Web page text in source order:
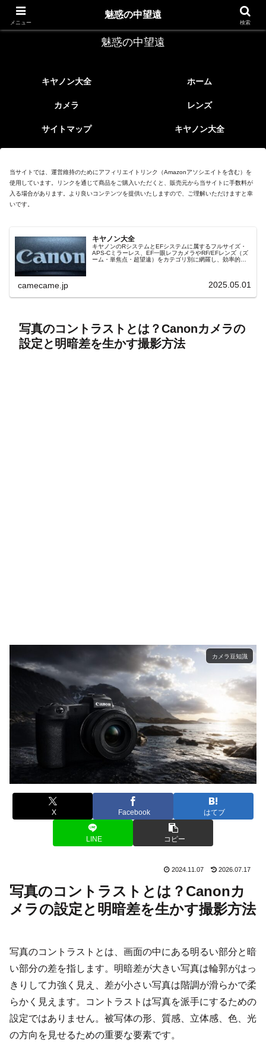
レトロなEFレンズ
魅惑の中望遠
キヤノン大全 ホーム
カメラ レンズ
サイトマップ キヤノン大全
当サイトでは、運営維持のためにアフィリエイトリンク（Amazonアソシエイトを含む）を
使用しています。リンクを通じて商品をご購入いただくと、販売元から当サイトに手数料が
入る場合があります。より良いコンテンツを提供いたしますので、ご理解いただけますと幸
いです。
キヤノン大全
キヤノンのRシステムとEFシステムに属するフルサイズ・
APS-Cミラーレス、EF一眼レフカメラやRF/EFレンズ（ズ
ーム・単焦点・超望遠）をカテゴリ別に網羅し、効率的に
camecame.jp 2025.05.01
写真のコントラストとは？Canonカメラの
設定と明暗差を生かす撮影方法
カメラ豆知識
X Facebook はてブ
LINE コピー
2024.11.07 2026.07.17
写真のコントラストとは？Canonカ
メラの設定と明暗差を生かす撮影方法
写真のコントラストとは、画面の中にある明るい部分と暗
い部分の差を指します。明暗差が大きい写真は輪郭がはっ
きりして力強く見え、差が小さい写真は階調が滑らかで柔
らかく見えます。コントラストは写真を派手にするための
設定ではありません。被写体の形、質感、立体感、色、光
の方向を見せるための重要な要素です。
メニュー
魅惑の中望遠
検索